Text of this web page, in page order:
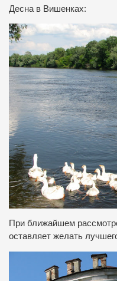
Десна в Вишенках:
При ближайшем
оставляет желать